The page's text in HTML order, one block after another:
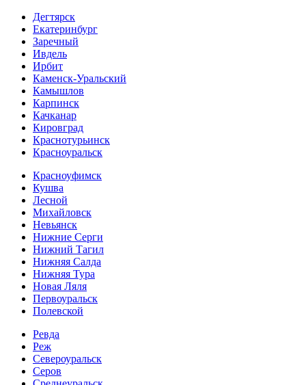
Дегтярск
Екатеринбург
Заречный
Ивдель
Ирбит
Каменск-Уральский
Камышлов
Карпинск
Качканар
Кировград
Краснотурьинск
Красноуральск
Красноуфимск
Кушва
Лесной
Михайловск
Невьянск
Нижние Серги
Нижний Тагил
Нижняя Салда
Нижняя Тура
Новая Ляля
Первоуральск
Полевской
Ревда
Реж
Североуральск
Серов